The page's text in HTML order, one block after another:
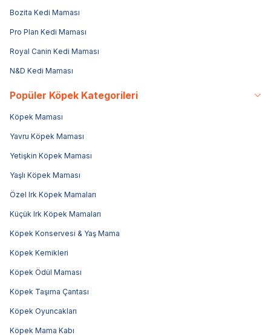
Bozita Kedi Maması
Pro Plan Kedi Maması
Royal Canin Kedi Maması
N&D Kedi Maması
Popüler Köpek Kategorileri
Köpek Maması
Yavru Köpek Maması
Yetişkin Köpek Maması
Yaşlı Köpek Maması
Özel Irk Köpek Mamaları
Küçük Irk Köpek Mamaları
Köpek Konservesi & Yaş Mama
Köpek Kemikleri
Köpek Ödül Maması
Köpek Taşıma Çantası
Köpek Oyuncakları
Köpek Mama Kabı